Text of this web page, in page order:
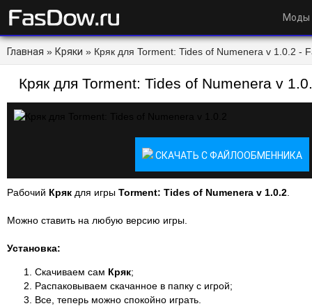
Моды
Главная » Кряки » Кряк для Torment: Tides of Numenera v 1.0.2 -
Кряк для Torment: Tides of Numenera v
СКАЧАТЬ С ФАЙЛООБМЕННИКА
Рабочий Кряк для игры Torment: Tides of Numenera v 1.0.2
Можно ставить на любую версию игры.
Установка:
Скачиваем сам Кряк;
Распаковываем скачанное в папку с игрой;
Все, теперь можно спокойно играть.